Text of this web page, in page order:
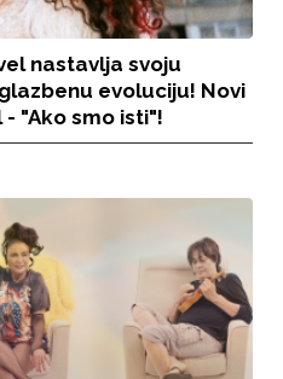
nastavlja svoju
evoluciju! Novi
"Ako smo isti"!